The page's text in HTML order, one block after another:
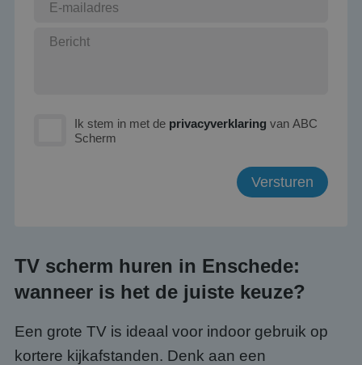
Ik stem in met de privacyverklaring van ABC
Scherm
TV scherm huren in Enschede:
wanneer is het de juiste keuze?
Een grote TV is ideaal voor indoor gebruik op
kortere kijkafstanden. Denk aan een